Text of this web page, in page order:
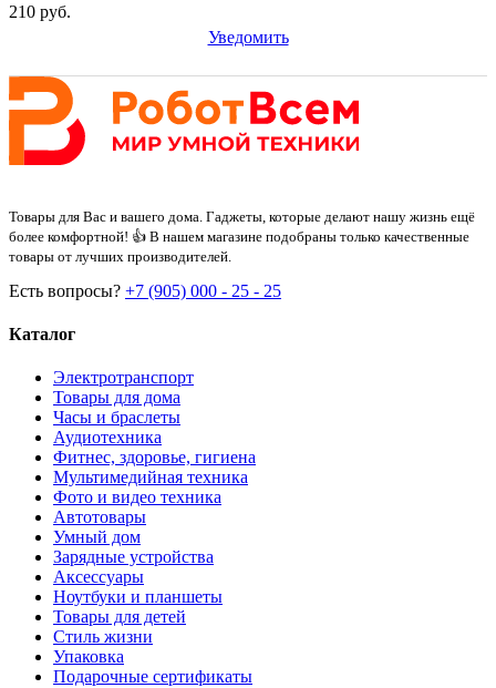
210 руб.
Уведомить
Товары для Вас и вашего дома. Гаджеты, которые делают нашу жизнь ещё
более комфортной! 👍 В нашем магазине подобраны только качественные
товары от лучших производителей.
Есть вопросы? +7 (905) 000 - 25 - 25
Каталог
Электротранспорт
Товары для дома
Часы и браслеты
Аудиотехника
Фитнес, здоровье, гигиена
Мультимедийная техника
Фото и видео техника
Автотовары
Умный дом
Зарядные устройства
Аксессуары
Ноутбуки и планшеты
Товары для детей
Стиль жизни
Упаковка
Подарочные сертификаты